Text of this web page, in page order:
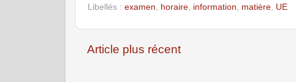
Libellés : examen, horaire, information, matière, UE
Article plus récent